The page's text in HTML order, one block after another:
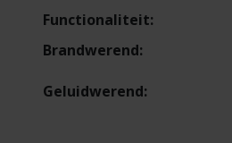
Functionaliteit:
Brandwerend:
Geluidwerend: